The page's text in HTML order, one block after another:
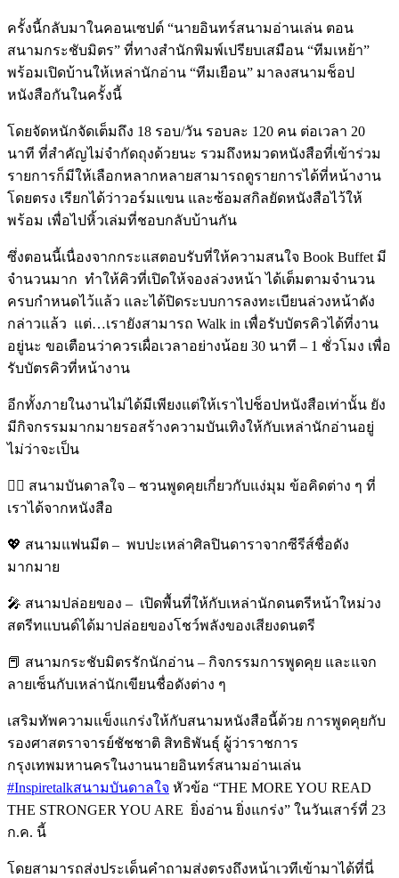
ครั้งนี้กลับมาในคอนเซปต์ “นายอินทร์สนามอ่านเล่น ตอน
สนามกระชับมิตร” ที่ทางสำนักพิมพ์เปรียบเสมือน “ทีมเหย้า”
พร้อมเปิดบ้านให้เหล่านักอ่าน “ทีมเยือน” มาลงสนามช็อป
หนังสือกันในครั้งนี้
โดยจัดหนักจัดเต็มถึง 18 รอบ/วัน รอบละ 120 คน ต่อเวลา 20
นาที ที่สำคัญไม่จำกัดถุงด้วยนะ รวมถึงหมวดหนังสือที่เข้าร่วม
รายการก็มีให้เลือกหลากหลายสามารถดูรายการได้ที่หน้างาน
โดยตรง เรียกได้ว่าวอร์มแขน และซ้อมสกิลยัดหนังสือไว้ให้
พร้อม เพื่อไปหิ้วเล่มที่ชอบกลับบ้านกัน
ซึ่งตอนนี้เนื่องจากกระแสตอบรับที่ให้ความสนใจ Book Buffet มี
จำนวนมาก ทำให้คิวที่เปิดให้จองล่วงหน้า ได้เต็มตามจำนวน
ครบกำหนดไว้แล้ว และได้ปิดระบบการลงทะเบียนล่วงหน้าดัง
กล่าวแล้ว แต่…เรายังสามารถ Walk in เพื่อรับบัตรคิวได้ที่งาน
อยู่นะ ขอเตือนว่าควรเผื่อเวลาอย่างน้อย 30 นาที – 1 ชั่วโมง เพื่อ
รับบัตรคิวที่หน้างาน
อีกทั้งภายในงานไม่ได้มีเพียงแต่ให้เราไปช็อปหนังสือเท่านั้น ยัง
มีกิจกรรมมากมายรอสร้างความบันเทิงให้กับเหล่านักอ่านอยู่
ไม่ว่าจะเป็น
✍🏻 สนามบันดาลใจ – ชวนพูดคุยเกี่ยวกับแง่มุม ข้อคิดต่าง ๆ ที่
เราได้จากหนังสือ
💖 สนามแฟนมีต – พบปะเหล่าศิลปินดาราจากซีรีส์ชื่อดัง
มากมาย
🎤 สนามปล่อยของ – เปิดพื้นที่ให้กับเหล่านักดนตรีหน้าใหม่วง
สตรีทแบนด์ได้มาปล่อยของโชว์พลังของเสียงดนตรี
📕 สนามกระชับมิตรรักนักอ่าน – กิจกรรมการพูดคุย และแจก
ลายเซ็นกับเหล่านักเขียนชื่อดังต่าง ๆ
เสริมทัพความแข็งแกร่งให้กับสนามหนังสือนี้ด้วย การพูดคุยกับ
รองศาสตราจารย์ชัชชาติ สิทธิพันธุ์ ผู้ว่าราชการ
กรุงเทพมหานครในงานนายอินทร์สนามอ่านเล่น
#Inspiretalkสนามบันดาลใจ หัวข้อ “THE MORE YOU READ
THE STRONGER YOU ARE ยิ่งอ่าน ยิ่งแกร่ง” ในวันเสาร์ที่ 23
ก.ค. นี้
โดยสามารถส่งประเด็นคำถามส่งตรงถึงหน้าเวทีเข้ามาได้ที่นี่